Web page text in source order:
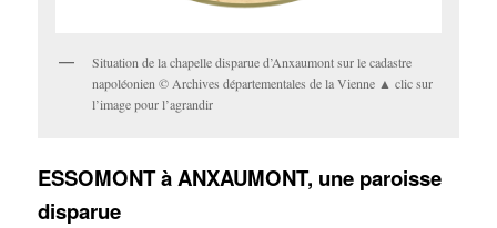
Situation de la chapelle disparue d’Anxaumont sur le cadastre
napoléonien © Archives départementales de la Vienne ▲ clic sur
l’image pour l’agrandir
ESSOMONT à ANXAUMONT, une paroisse
disparue